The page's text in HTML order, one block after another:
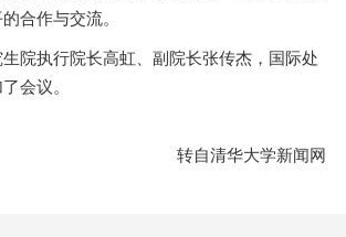
合作与交流。
院执行院长高虹、副院长张传杰，国际处
会议。
转自清华大学新闻网